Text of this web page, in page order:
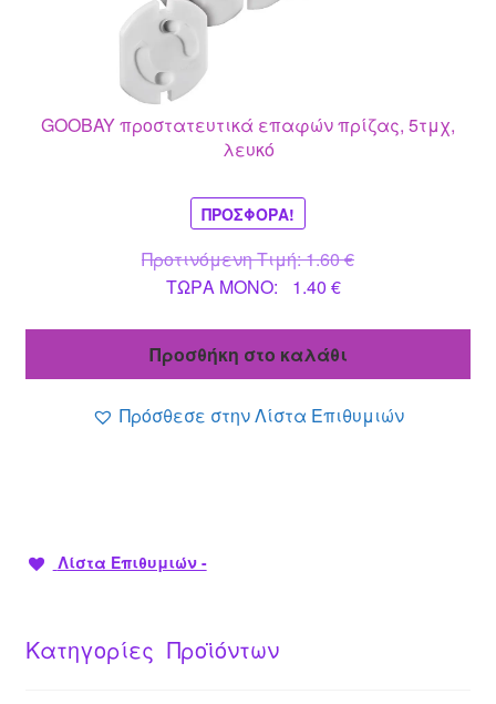
GOOBAY προστατευτικά επαφών πρίζας, 5τμχ,
λευκό
ΠΡΟΣΦΟΡΆ!
Προτινόμενη Τιμή:1.60€Original
ΤΩΡΑ MONO: 1.40€Η
είναι:
Προσθήκη στο καλάθι
Πρόσθεσε στην Λίστα Επιθυμιών
Λίστα Επιθυμιών -
Κατηγορίες Προϊόντων